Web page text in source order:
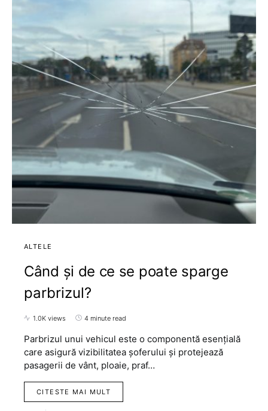
ALTELE
Când și de ce se poate sparge
parbrizul?
1.0K views 4 minute read
Parbrizul unui vehicul este o componentă esențială
care asigură vizibilitatea șoferului și protejează
pasagerii de vânt, ploaie, praf…
CITESTE MAI MULT